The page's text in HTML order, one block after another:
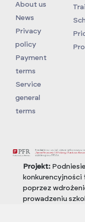
About us
News
Privacy
policy
Payment
terms
Service
general
terms
Projekt:
konkurencyjności
poprzez
prowadzeniu